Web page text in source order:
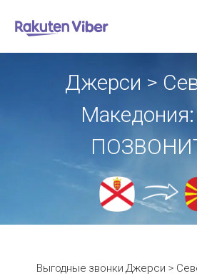
Джерси >
Выгодные звонки Джерси >